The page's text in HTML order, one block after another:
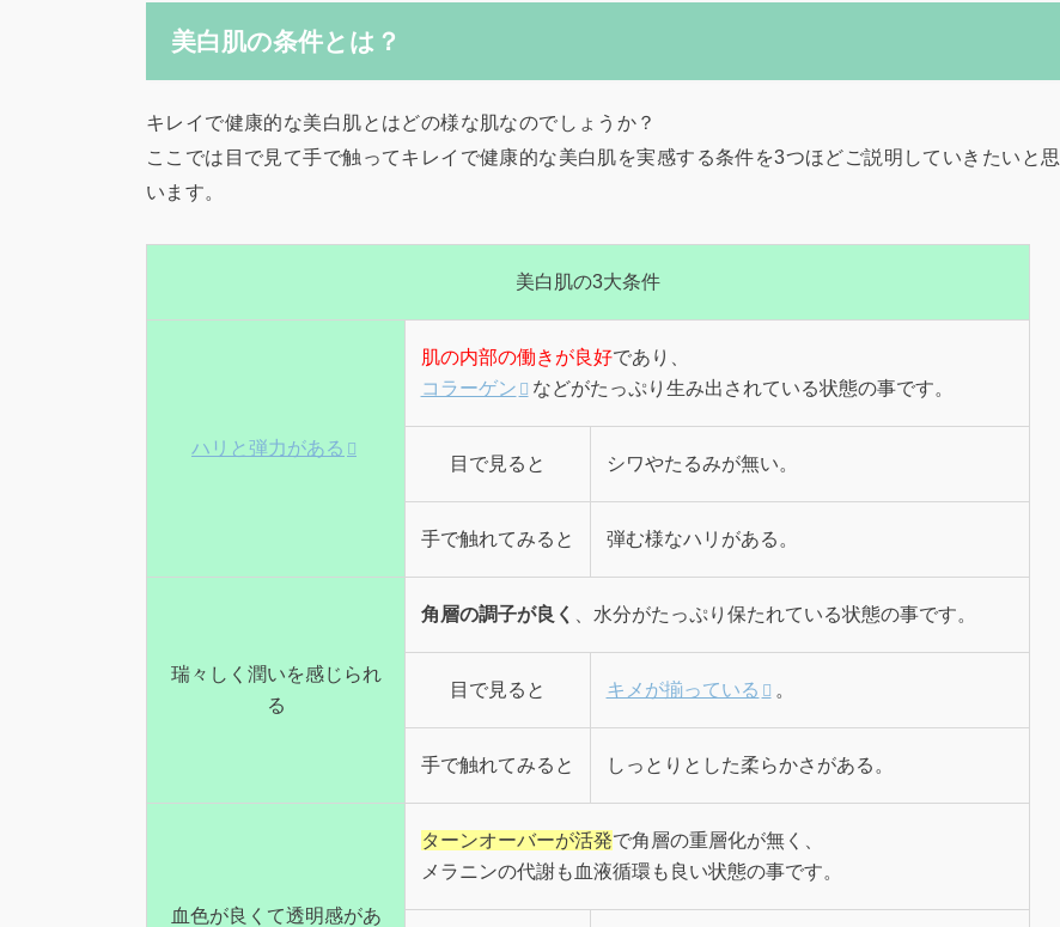
美白肌の条件とは？
キレイで健康的な美白肌とはどの様な肌なのでしょうか？
ここでは目で見て手で触ってキレイで健康的な美白肌を実感する条件を3つほどご説明していきたいと思
います。
美白肌の3大条件
ハリと弾力がある
肌の内部の働きが良好であり、
コラーゲン
などがたっぷり生み出されている状態の事です。
目で見ると シワやたるみが無い。
手で触れてみると 弾む様なハリがある。
瑞々しく潤いを感じられ
る
角層の調子が良く 、水分がたっぷり保たれている状態の事です。
目で見ると キメが揃っている 。
手で触れてみると しっとりとした柔らかさがある。
血色が良くて透明感があ
ターンオーバーが活発で角層の重層化が無く、
メラニンの代謝も血液循環も良い状態の事です。